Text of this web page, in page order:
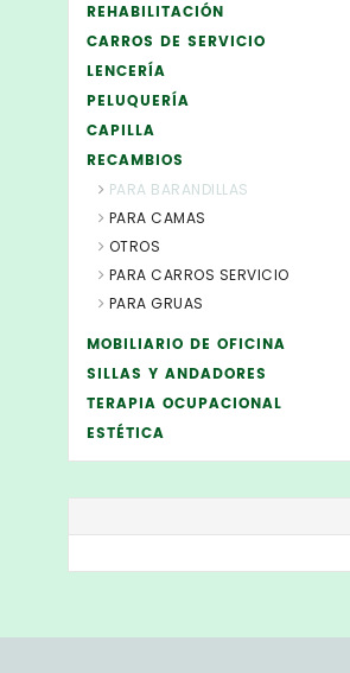
REHABILITACIÓN
CARROS DE SERVICIO
LENCERÍA
PELUQUERÍA
CAPILLA
RECAMBIOS
PARA BARANDILLAS
PARA CAMAS
OTROS
PARA CARROS SERVICIO
PARA GRUAS
MOBILIARIO DE OFICINA
SILLAS Y ANDADORES
TERAPIA OCUPACIONAL
ESTÉTICA